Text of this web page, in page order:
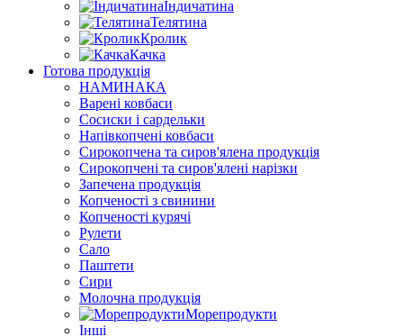
Індичатина
Телятина
Кролик
Качка
Готова продукція
НАМИНАКА
Варені ковбаси
Сосиски і сардельки
Напівкопчені ковбаси
Сирокопчена та сиров'ялена продукція
Сирокопчені та сиров'ялені нарізки
Запечена продукція
Копченості з свинини
Копченості курячі
Рулети
Сало
Паштети
Сири
Молочна продукція
Морепродукти
Інші